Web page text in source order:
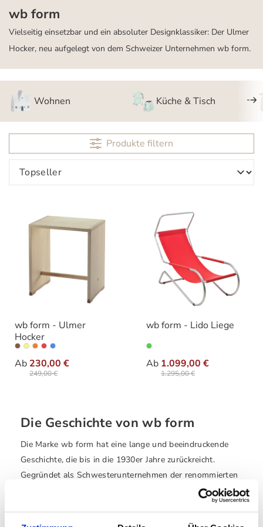
wb form
Vielseitig einsetzbar und ein absoluter Designklassiker: Der Ulmer
Hocker, neu aufgelegt von dem Schweizer Unternehmen wb form.
Wohnen Küche & Tisch
Produkte filtern
wb form - Ulmer
Hocker
Ab 230,00 €
249,00 €
Varianten
wb form - Lido Liege
Ab 1.099,00 €
1.295,00 €
Farbe
Die Geschichte von wb form
Die Marke wb form hat eine lange und beeindruckende
Geschichte, die bis in die 1930er Jahre zurückreicht.
Gegründet als Schwesterunternehmen der renommierten
Marke wohnbedarf, hat sich wb form auf die Produktion